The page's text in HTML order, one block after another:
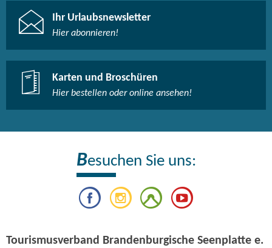
selbst. Auch, wenn das nicht immer sofort offenliegt und
die Hörenden gern um die Ecke denken dürfen.
Ihr Urlaubsnewsletter
Hier abonnieren!
Karten und Broschüren
Hier bestellen oder online ansehen!
Besuchen Sie uns:
Tourismusverband Brandenburgische Seenplatte e.